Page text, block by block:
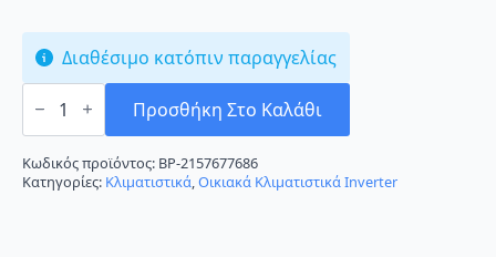
Διαθέσιμο κατόπιν παραγγελίας
Arielli
AAC-
I
Κλιματιστικό
Inverter
9000
Προσθήκη Στο Καλάθι
Κωδικός προϊόντος: BP-2157677686
Κατηγορίες: Κλιματιστικά,Οικιακά Κλιματιστικά Inverter